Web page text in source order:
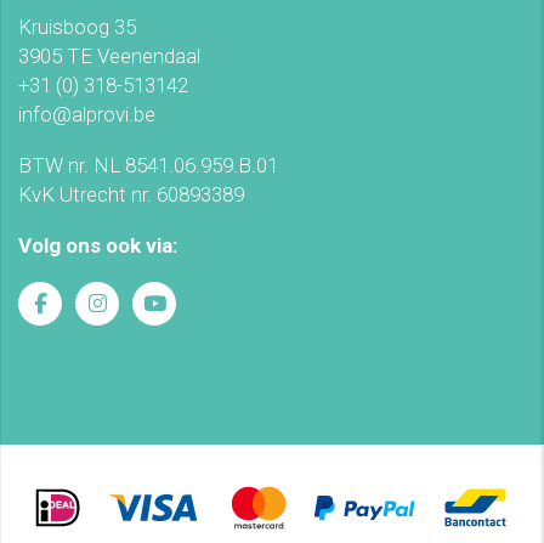
Kruisboog 35
3905 TE Veenendaal
+31 (0) 318-513142
info@alprovi.be
BTW nr. NL 8541.06.959.B.01
KvK Utrecht nr. 60893389
Volg ons ook via: